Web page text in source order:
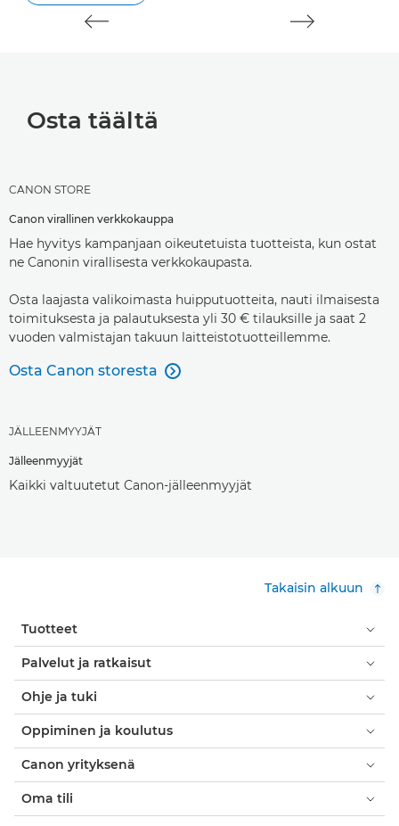
Osta täältä
CANON STORE
Canon virallinen verkkokauppa
Hae hyvitys kampanjaan oikeutetuista tuotteista, kun ostat
ne Canonin virallisesta verkkokaupasta.
Osta laajasta valikoimasta huipputuotteita, nauti ilmaisesta
toimituksesta ja palautuksesta yli 30 € tilauksille ja saat 2
vuoden valmistajan takuun laitteistotuotteillemme.
Osta Canon storesta 
JÄLLEENMYYJÄT
Jälleenmyyjät
Kaikki valtuutetut Canon-jälleenmyyjät
Takaisin alkuun
Tuotteet
Palvelut ja ratkaisut
Ohje ja tuki
Oppiminen ja koulutus
Canon yrityksenä
Oma tili